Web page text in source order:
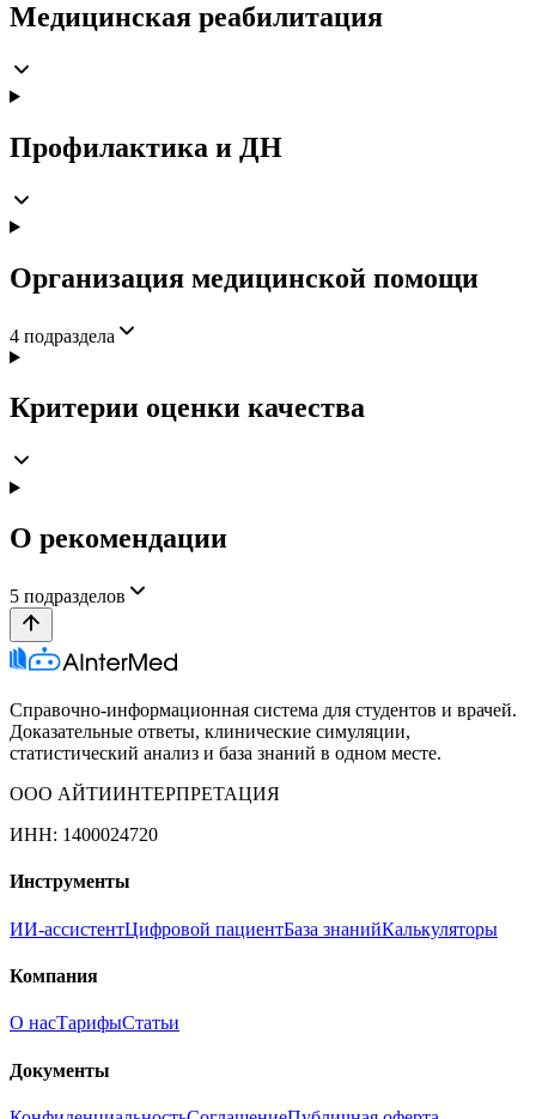
Медицинская реабилитация
Профилактика и ДН
Организация медицинской помощи
4 подраздела
Критерии оценки качества
О рекомендации
5 подразделов
Справочно-информационная система для студентов и врачей.
Доказательные ответы, клинические симуляции,
статистический анализ и база знаний в одном месте.
ООО АЙТИИНТЕРПРЕТАЦИЯ
ИНН: 1400024720
Инструменты
ИИ-ассистентЦифровой пациентБаза знанийКалькуляторы
Компания
О насТарифыСтатьи
Документы